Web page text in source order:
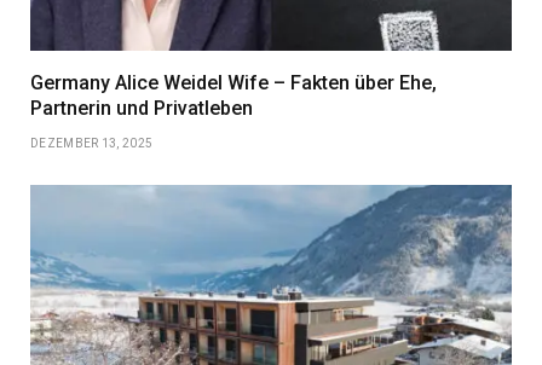
Germany Alice Weidel Wife – Fakten über Ehe,
Partnerin und Privatleben
DEZEMBER 13, 2025